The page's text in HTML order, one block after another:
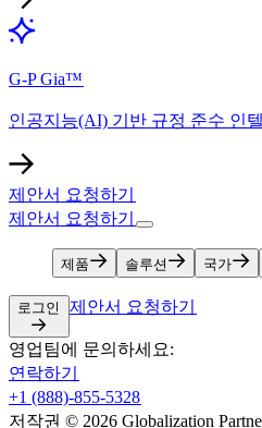
G-P Gia™​​
인공지능(AI) 기반 규정 준수 인
제안서 요청하기​​
제안서 요청하기​​
제품​​ 솔루션​​ 국가​​
로그인​​ 제안서 요청하기​​
영업팀에 문의하세요:​​
연락하기​​
+1 (888)-855-5328​​
저작권 © 2026 Globalization